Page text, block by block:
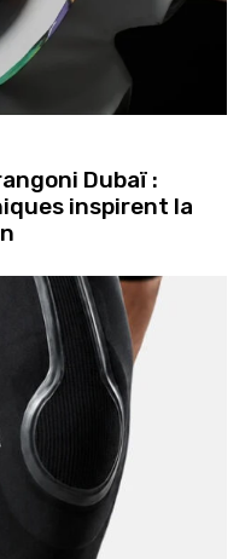
Dubaï :
inspirent la